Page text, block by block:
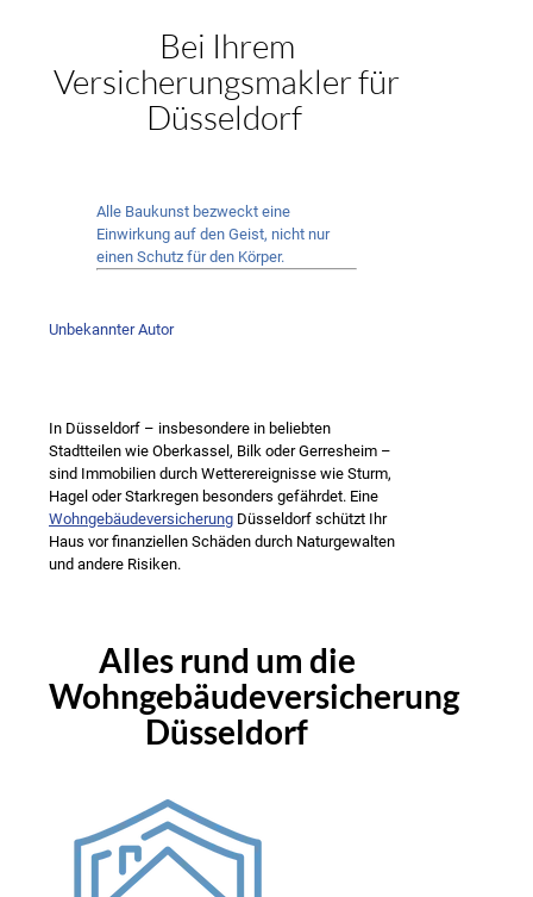
Bei Ihrem
Versicherungsmakler für
Düsseldorf
Alle Baukunst bezweckt eine
Einwirkung auf den Geist, nicht nur
einen Schutz für den Körper.
Unbekannter Autor
In Düsseldorf – insbesondere in beliebten
Stadtteilen wie Oberkassel, Bilk oder Gerresheim –
sind Immobilien durch Wetterereignisse wie Sturm,
Hagel oder Starkregen besonders gefährdet. Eine
Wohngebäudeversicherung Düsseldorf schützt Ihr
Haus vor finanziellen Schäden durch Naturgewalten
und andere Risiken.
Alles rund um die
Wohngebäudeversicherung
Düsseldorf